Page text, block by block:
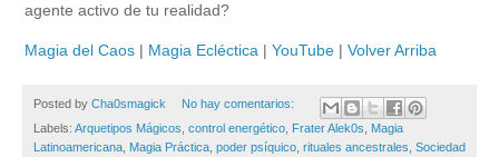
agente activo de tu realidad?
Magia del Caos | Magia Ecléctica | YouTube | Volver Arriba
Posted by Cha0smagick
No hay comentarios:
Labels: Arquetipos Mágicos control energético Frater Alek0s
Magia
Latinoamericana Magia Práctica poder psíquico rituales ancestrales Sociedad